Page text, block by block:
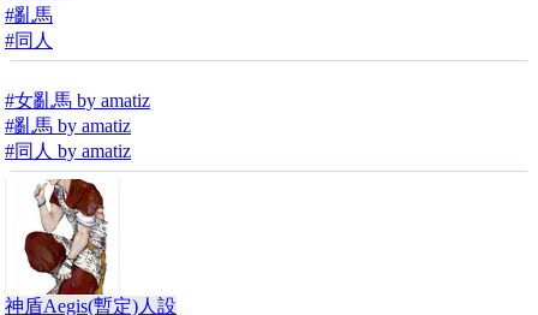
#亂馬
#同人
#女亂馬 by amatiz
#亂馬 by amatiz
#同人 by amatiz
神盾Aegis(暫定)人設